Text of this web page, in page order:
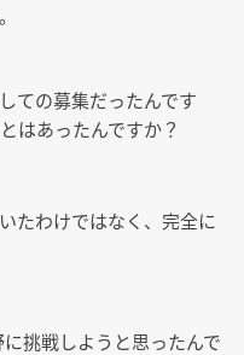
ての募集だったんです
はあったんですか？
たわけではなく、完全に
挑戦しようと思ったんで